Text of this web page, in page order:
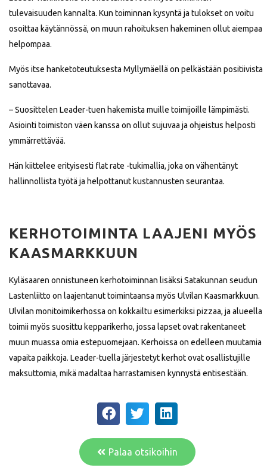
tulevaisuuden kannalta. Kun toiminnan kysyntä ja tulokset on voitu
osoittaa käytännössä, on muun rahoituksen hakeminen ollut aiempaa
helpompaa.
Myös itse hanketoteutuksesta Myllymäellä on pelkästään positiivista
sanottavaa.
– Suosittelen Leader-tuen hakemista muille toimijoille lämpimästi.
Asiointi toimiston väen kanssa on ollut sujuvaa ja ohjeistus helposti
ymmärrettävää.
Hän kiittelee erityisesti flat rate -tukimallia, joka on vähentänyt
hallinnollista työtä ja helpottanut kustannusten seurantaa.
KERHOTOIMINTA LAAJENI MYÖS
KAASMARKKUUN
Kyläsaaren onnistuneen kerhotoiminnan lisäksi Satakunnan seudun
Lastenliitto on laajentanut toimintaansa myös Ulvilan Kaasmarkkuun.
Ulvilan monitoimikerhossa on kokkailtu esimerkiksi pizzaa, ja alueella
toimii myös suosittu kepparikerho, jossa lapset ovat rakentaneet
muun muassa omia estepuomejaan. Kerhoissa on edelleen muutamia
vapaita paikkoja. Leader-tuella järjestetyt kerhot ovat osallistujille
maksuttomia, mikä madaltaa harrastamisen kynnystä entisestään.
Palaa otsikoihin